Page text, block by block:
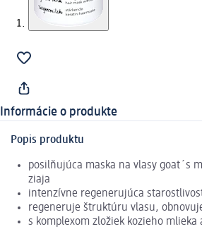
Informácie o produkte
Popis produktu
posilňujúca maska na vlasy goat´s
ziaja
intenzívne regenerujúca
regeneruje štruktúru vlasu,
s komplexom zložiek kozieho mlieka